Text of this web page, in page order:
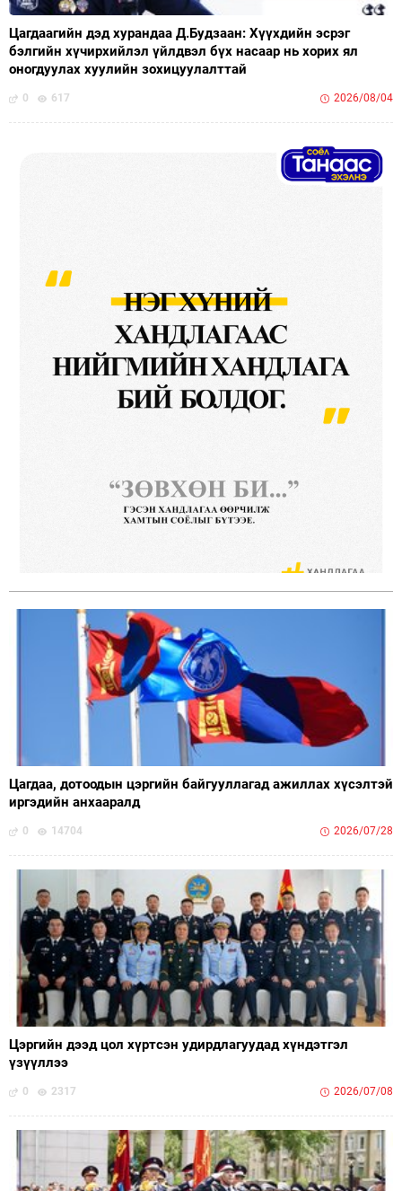
Цагдаагийн дэд хурандаа Д.Будзаан: Хүүхдийн эсрэг
бэлгийн хүчирхийлэл үйлдвэл бүх насаар нь хорих ял
оногдуулах хуулийн зохицуулалттай
0 617 2026/08/04
Цагдаа, дотоодын цэргийн байгууллагад ажиллах хүсэлтэй
иргэдийн анхааралд
0 14704 2026/07/28
Цэргийн дээд цол хүртсэн удирдлагуудад хүндэтгэл
үзүүллээ
0 2317 2026/07/08